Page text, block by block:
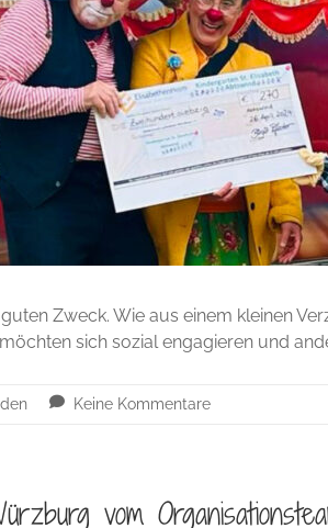
Zweck. Wie aus einem kleinen
sich sozial engagieren und
Keine Kommentare
vom